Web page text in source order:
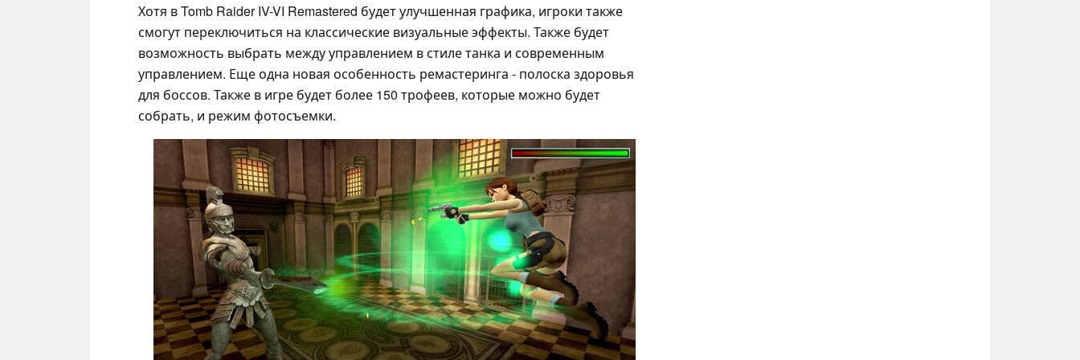
Хотя в Tomb Raider IV-VI Remastered будет улучшенная графика, игроки также
смогут переключиться на классические визуальные эффекты. Также будет
возможность выбрать между управлением в стиле танка и современным
управлением. Еще одна новая особенность ремастеринга - полоска здоровья
для боссов. Также в игре будет более 150 трофеев, которые можно будет
собрать, и режим фотосъемки.